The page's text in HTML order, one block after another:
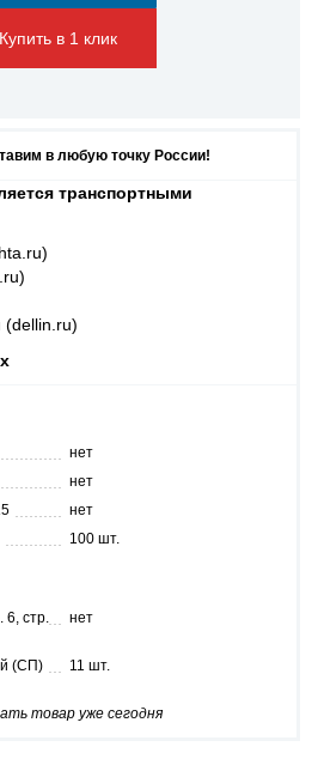
Купить в 1 клик
в любую точку России!
транспортными
нет
нет
нет
100 шт.
6, стр.
нет
(СП) 11 шт.
товар уже сегодня